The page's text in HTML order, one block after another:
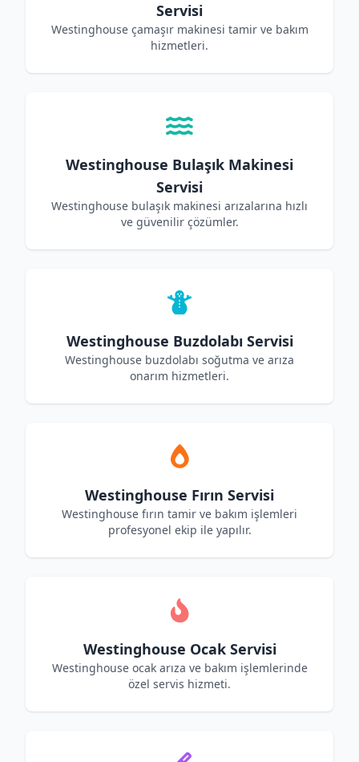
Servisi
Westinghouse çamaşır makinesi tamir ve bakım
hizmetleri.
Westinghouse Bulaşık Makinesi
Servisi
Westinghouse bulaşık makinesi arızalarına hızlı
ve güvenilir çözümler.
Westinghouse Buzdolabı Servisi
Westinghouse buzdolabı soğutma ve arıza
onarım hizmetleri.
Westinghouse Fırın Servisi
Westinghouse fırın tamir ve bakım işlemleri
profesyonel ekip ile yapılır.
Westinghouse Ocak Servisi
Westinghouse ocak arıza ve bakım işlemlerinde
özel servis hizmeti.